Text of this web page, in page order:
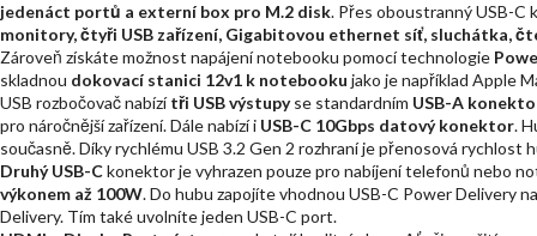
jedenáct portů a externí box pro M.2 disk. Přes oboustranný USB-C
monitory, čtyři USB zařízení, Gigabitovou ethernet síť, sluchátka,
Zároveň získáte možnost napájení notebooku pomocí technologie
skladnou dokovací stanici 12v1 k notebooku jako je například Apple
USB rozbočovač nabízítři USB výstupyse standardním USB-A
pro náročnější zařízení. Dále nabízí i USB-C 10Gbps datový konektor.
současně. Díky rychlému USB 3.2 Gen 2 rozhraní je přenosová rychlost
Druhý USB-Ckonektor je vyhrazen pouze pro nabíjení telefonů nebo
výkonem až 100W. Do hubu zapojíte vhodnou USB-C Power Delivery
Delivery. Tím také uvolníte jeden USB-C port.